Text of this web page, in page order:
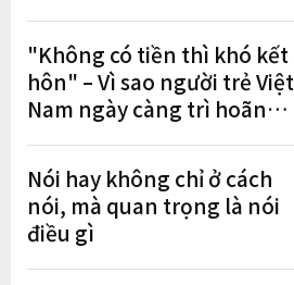
"Không có tiền thì khó kết
hôn" – Vì sao người trẻ Việt
Nam ngày càng trì hoãn
Nói hay không chỉ ở cách
nói, mà quan trọng là nói
điều gì